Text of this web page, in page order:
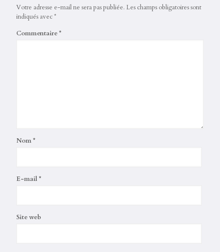
Votre adresse e-mail ne sera pas publiée. Les champs obligatoires sont
indiqués avec*
Commentaire*
Nom*
E-mail*
Site web